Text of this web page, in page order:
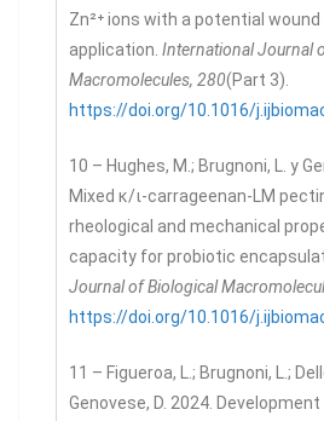
Zn²⁺ ions with a potential
application. International Journal
Macromolecules, 280(Part 3).
https://doi.org/10.1016/
10 – Hughes, M.; Brugnoni, L. y
Mixed κ/ι-carrageenan-LM
rheological and mechanical
capacity for probiotic
Journal of Biological
https://doi.org/10.1016/
11 – Figueroa, L.; Brugnoni, L.;
Genovese, D. 2024.